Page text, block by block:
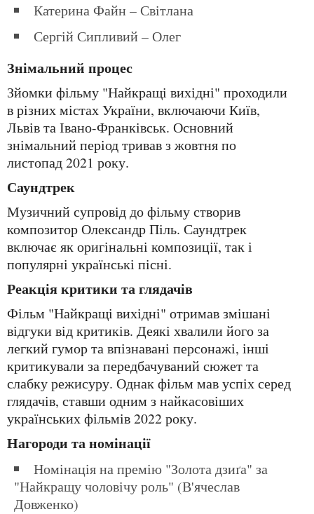
Катерина Файн – Світлана
Сергій Сипливий – Олег
Знімальний процес
Зйомки фільму "Найкращі вихідні" проходили
в різних містах України, включаючи Київ,
Львів та Івано-Франківськ. Основний
знімальний період тривав з жовтня по
листопад 2021 року.
Саундтрек
Музичний супровід до фільму створив
композитор Олександр Піль. Саундтрек
включає як оригінальні композиції, так і
популярні українські пісні.
Реакція критики та глядачів
Фільм "Найкращі вихідні" отримав змішані
відгуки від критиків. Деякі хвалили його за
легкий гумор та впізнавані персонажі, інші
критикували за передбачуваний сюжет та
слабку режисуру. Однак фільм мав успіх серед
глядачів, ставши одним з найкасовіших
українських фільмів 2022 року.
Нагороди та номінації
Номінація на премію "Золота дзиґа" за
"Найкращу чоловічу роль" (В'ячеслав
Довженко)